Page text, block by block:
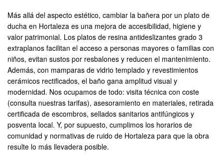
Más allá del aspecto estético, cambiar la bañera por un plato de
ducha en Hortaleza es una mejora de accesibilidad, higiene y
valor patrimonial. Los platos de resina antideslizantes grado 3
extraplanos facilitan el acceso a personas mayores o familias con
niños, evitan sustos por resbalones y reducen el mantenimiento.
Además, con mamparas de vidrio templado y revestimientos
cerámicos rectificados, el baño gana amplitud visual y
modernidad. Nos ocupamos de todo: visita técnica con coste
(consulta nuestras tarifas), asesoramiento en materiales, retirada
certificada de escombros, sellados sanitarios antifúngicos y
posventa local. Y, por supuesto, cumplimos los horarios de
comunidad y normativas de ruido de Hortaleza para que la obra
resulte lo más llevadera posible.